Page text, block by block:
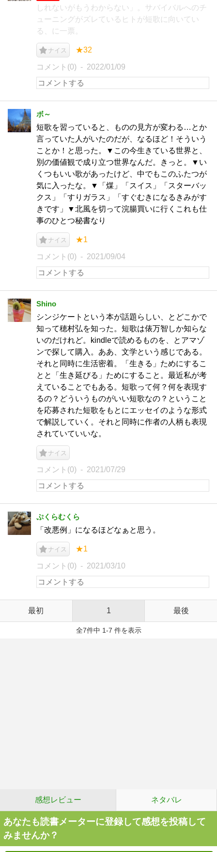
しれないがもうわからない」。サバイバルへのチ
ューニングがズレているヒトが短歌に向いてい
る、に一票。
ナイス ★32
コメント(0) 2022/01/09
ボ～
短歌を習っていると、ものの見方が変わる…とか
言っていた人がいたのだが、なるほど！そういう
ことか！と思った。▼この今生きている世界と、
別の価値観で成り立つ世界なんだ。きっと。▼い
くつもいい歌があったけど、中でもこのふたつが
気に入ったな。▼「煤」「スイス」「スターバッ
クス」「すりガラス」「すぐむきになるきみがす
きです」▼北風を切って浣腸買いに行くこれも仕
事のひとつ秘書なり
ナイス ★1
コメント(0) 2021/09/04
Shino
シンジケートという本が話題らしい、とどこかで
知って穂村弘を知った。短歌は俵万智しか知らな
いのだけれど。kindleで読めるものを、とアマゾ
ンで探して購入。ああ、文学という感じである。
それと同時に生活密着。「生きる」ためにするこ
とと「生き延びる」ためにすること。最近私が考
えていることでもある。短歌って何？何を表現す
るの？どういうものがいい短歌なの？ということ
を応募された短歌をもとにエッセイのような形式
で解説していく。それと同時に作者の人柄も表現
されていていいな。
ナイス
コメント(0) 2021/07/29
ぷくらむくら
「改悪例」になるほどなぁと思う。
ナイス ★1
コメント(0) 2021/03/10
最初 1 最後
全7件中 1-7 件を表示
感想レビュー ネタバレ
あなたも読書メーターに登録して感想を投稿して
みませんか？